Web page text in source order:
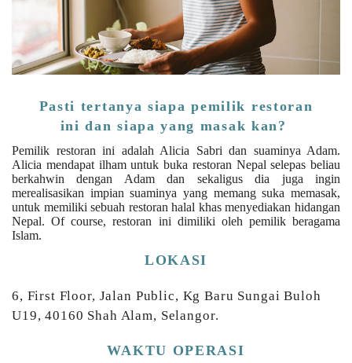
Pasti tertanya siapa pemilik restoran
ini dan siapa yang masak kan?
Pemilik restoran ini adalah Alicia Sabri dan suaminya Adam.
Alicia mendapat ilham untuk buka restoran Nepal selepas beliau
berkahwin dengan Adam dan sekaligus dia juga ingin
merealisasikan impian suaminya yang memang suka memasak,
untuk memiliki sebuah restoran halal khas menyediakan hidangan
Nepal. Of course, restoran ini dimiliki oleh pemilik beragama
Islam.
LOKASI
6, First Floor, Jalan Public, Kg Baru Sungai Buloh
U19, 40160 Shah Alam, Selangor.
WAKTU OPERASI